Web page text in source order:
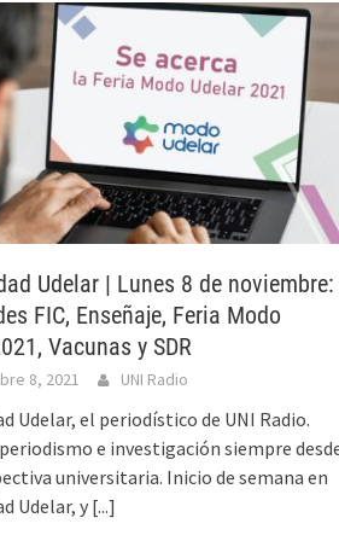
Udelar | Lunes 8 de noviembre:
FIC, Enseñaje, Feria Modo
Vacunas y SDR
8, 2021 UNI Radio
Udelar, el periodístico de UNI Radio.
e investigación siempre
universitaria. Inicio de semana en
Udelar, y [...]